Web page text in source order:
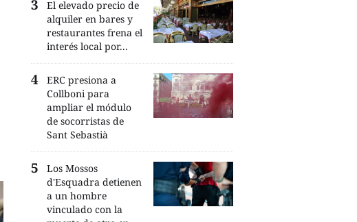
El elevado precio de
alquiler en bares y
restaurantes frena el
interés local por...
ERC presiona a
Collboni para
ampliar el módulo
de socorristas de
Sant Sebastià
Los Mossos
d'Esquadra detienen
a un hombre
vinculado con la